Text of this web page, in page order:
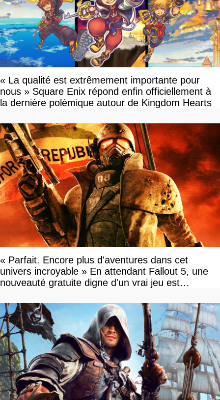
« La qualité est extrêmement importante pour
nous » Square Enix répond enfin officiellement à
la dernière polémique autour de Kingdom Hearts
« Parfait. Encore plus d'aventures dans cet
univers incroyable » En attendant Fallout 5, une
nouveauté gratuite digne d'un vrai jeu est